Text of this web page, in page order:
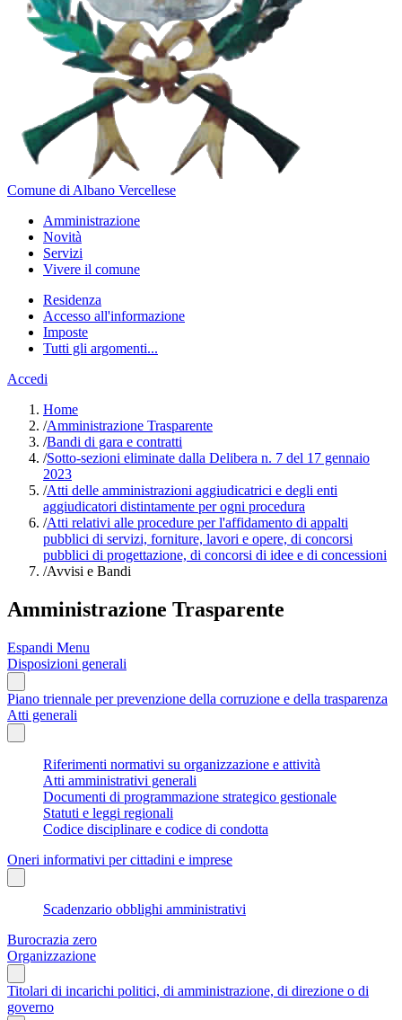
Comune di Albano Vercellese
Amministrazione
Novità
Servizi
Vivere il comune
Residenza
Accesso all'informazione
Imposte
Tutti gli argomenti...
Accedi
Home
/Amministrazione Trasparente
/Bandi di gara e contratti
/Sotto-sezioni eliminate dalla Delibera n. 7 del 17 gennaio
2023
/Atti delle amministrazioni aggiudicatrici e degli enti
aggiudicatori distintamente per ogni procedura
/Atti relativi alle procedure per l'affidamento di appalti
pubblici di servizi, forniture, lavori e opere, di concorsi
pubblici di progettazione, di concorsi di idee e di concessioni
/Avvisi e Bandi
Amministrazione Trasparente
Espandi Menu
Disposizioni generali
Piano triennale per prevenzione della corruzione e della trasparenza
Atti generali
Riferimenti normativi su organizzazione e attività
Atti amministrativi generali
Documenti di programmazione strategico gestionale
Statuti e leggi regionali
Codice disciplinare e codice di condotta
Oneri informativi per cittadini e imprese
Scadenzario obblighi amministrativi
Burocrazia zero
Organizzazione
Titolari di incarichi politici, di amministrazione, di direzione o di
governo